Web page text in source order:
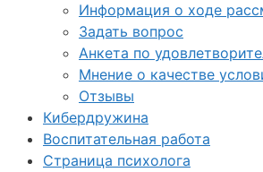
Информация о ходе
Задать вопрос
Анкета по
Мнение о качестве
Отзывы
Кибердружина
Воспитательная работа
Страница психолога